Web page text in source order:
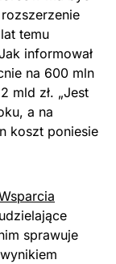
temu
informował
na 600 mln
mld zł. „Jest
a na
koszt poniesie
sprawuje